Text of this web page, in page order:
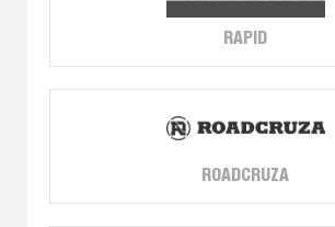
RAPID
ROADCRUZA